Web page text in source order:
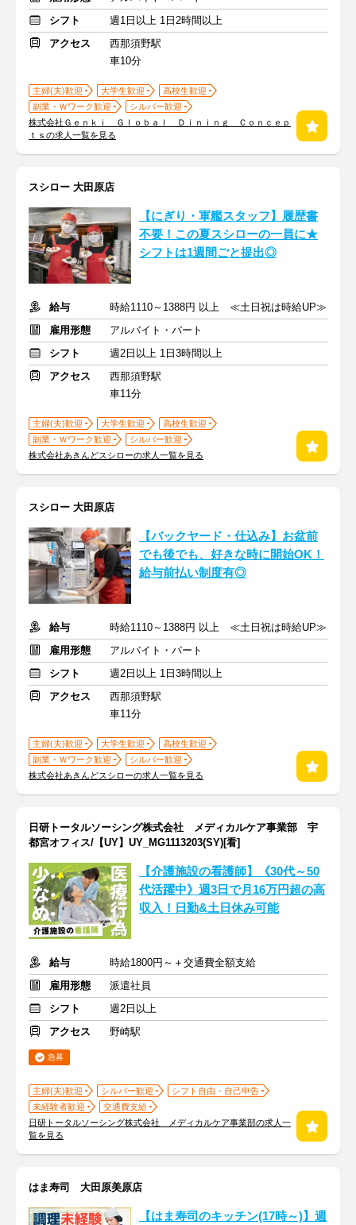
シフト
週1日以上 1日2時間以上
アクセス
西那須野駅
車10分
主婦(夫)歓迎 大学生歓迎
高校生歓迎
副業・Ｗワーク歓迎
シルバー歓迎
株式会社Ｇｅｎｋｉ Ｇｌｏｂａｌ Ｄｉｎｉｎｇ Ｃｏｎｃｅｐ
ｔｓの求人一覧を見る
スシロー 大田原店
【にぎり・軍艦スタッフ】履歴書
不要！この夏スシローの一員に★
シフトは1週間ごと提出◎
給与
時給1110～1388円 以上 ≪土日祝は時給UP≫
雇用形態
アルバイト・パート
シフト
週2日以上 1日3時間以上
アクセス
西那須野駅
車11分
主婦(夫)歓迎 大学生歓迎
高校生歓迎
副業・Ｗワーク歓迎
シルバー歓迎
株式会社あきんどスシローの求人一覧を見る
スシロー 大田原店
【バックヤード・仕込み】お盆前
でも後でも、好きな時に開始OK！
給与前払い制度有◎
給与
時給1110～1388円 以上 ≪土日祝は時給UP≫
雇用形態
アルバイト・パート
シフト
週2日以上 1日3時間以上
アクセス
西那須野駅
車11分
主婦(夫)歓迎 大学生歓迎
高校生歓迎
副業・Ｗワーク歓迎
シルバー歓迎
株式会社あきんどスシローの求人一覧を見る
日研トータルソーシング株式会社 メディカルケア事業部 宇
都宮オフィス/【UY】UY_MG1113203(SY)[看]
【介護施設の看護師】《30代～50
代活躍中》週3日で月16万円超の高
収入！日勤&土日休み可能
給与
時給1800円～＋交通費全額支給
雇用形態
派遣社員
シフト
週2日以上
アクセス
野崎駅
急募
主婦(夫)歓迎 シルバー歓迎
シフト自由・自己申告
未経験者歓迎
交通費支給
日研トータルソーシング株式会社 メディカルケア事業部の求人一
覧を見る
はま寿司 大田原美原店
【はま寿司のキッチン(17時～)】週